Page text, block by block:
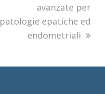
avanzate per
patologie epatiche ed
endometriali